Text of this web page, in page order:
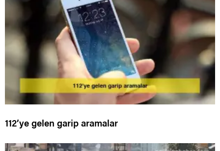
112’ye gelen garip aramalar